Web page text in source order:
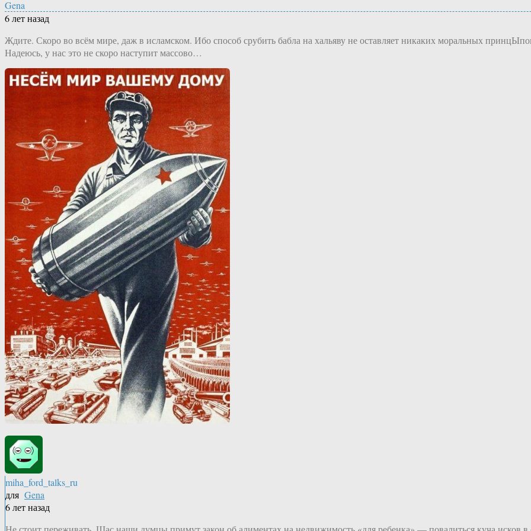
Gena
6 лет назад
Ждите. Скоро во всём мире, даж в исламском. Ибо способ срубить бабла на хальяву не оставляет никаких моральных
Надеюсь, у нас это не скоро наступит массово…
miha_ford_talks_ru
для Gena
6 лет назад